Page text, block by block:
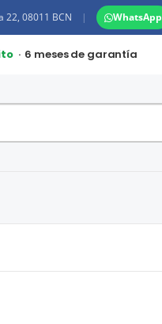
22, 08011 BCN | WhatsApp
· 6 meses de garantía